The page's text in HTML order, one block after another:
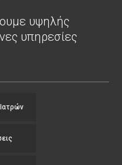
υψηλής
υπηρεσίες